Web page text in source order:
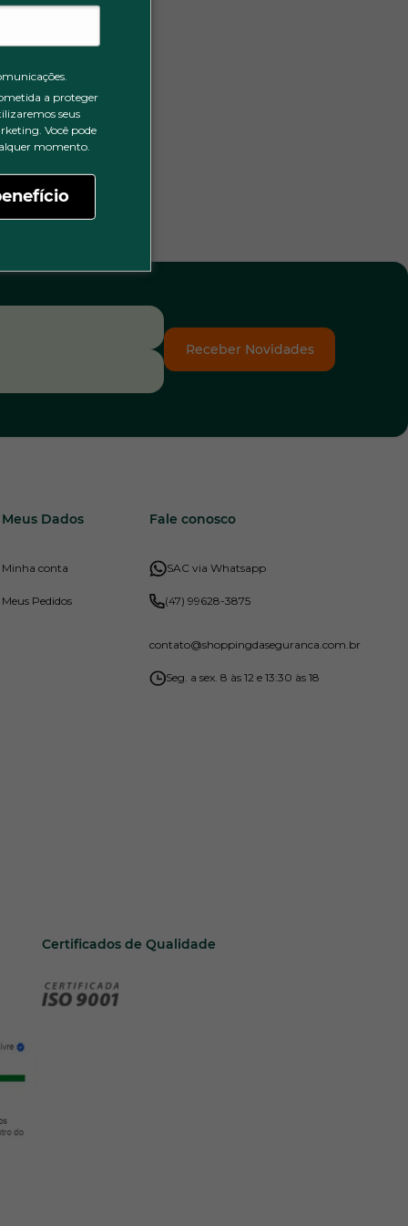
a proteger
seus
Você pode
momento.
Receber Novidades
Meus Dados
Minha conta
Meus Pedidos
Fale conosco
SAC via Whatsapp
(47) 99628-3875
contato@shoppingdaseguranca.com.br
Seg. a sex. 8 às 12 e 13:30 às 18
Certificados de Qualidade